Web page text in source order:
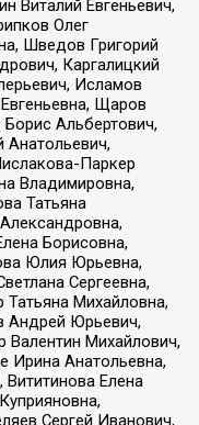
Виталий Евгеньевич,
Олег
Шведов Григорий
Каргалицкий
Исламов
Щаров
Альбертович,
Анатольевич,
Паркер
Владимировна,
Татьяна
Борисовна,
Юлия Юрьевна,
Сергеевна,
Михайловна,
Андрей Юрьевич,
Валентин Михайлович,
Ирина Анатольевна,
Елена
Сергей Иванович,